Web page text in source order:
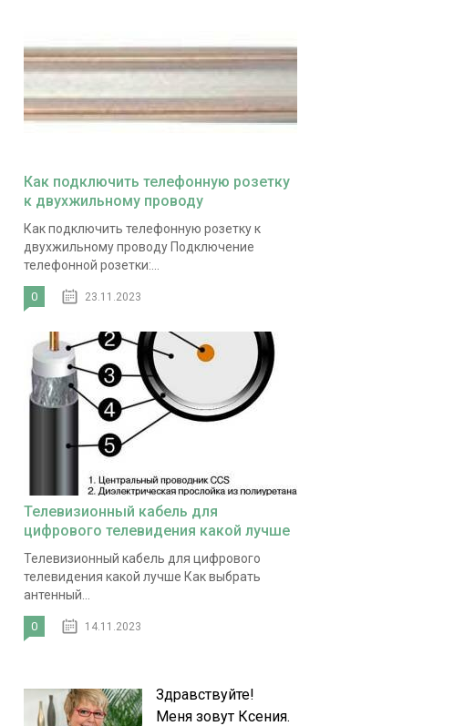
Как подключить телефонную розетку
к двухжильному проводу
Как подключить телефонную розетку к
двухжильному проводу Подключение
телефонной розетки:...
0 23.11.2023
Телевизионный кабель для
цифрового телевидения какой лучше
Телевизионный кабель для цифрового
телевидения какой лучше Как выбрать
антенный...
0 14.11.2023
Здравствуйте!
Меня зовут Ксения.